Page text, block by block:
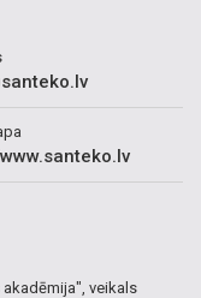
akadēmija", veikals